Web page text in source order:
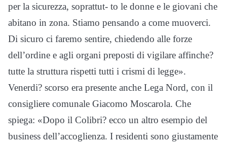
per la sicurezza, soprattut- to le donne e le giovani che
abitano in zona. Stiamo pensando a come muoverci.
Di sicuro ci faremo sentire, chiedendo alle forze
dell’ordine e agli organi preposti di vigilare affinche?
tutte la struttura rispetti tutti i crismi di legge».
Venerdi? scorso era presente anche Lega Nord, con il
consigliere comunale Giacomo Moscarola. Che
spiega: «Dopo il Colibri? ecco un altro esempio del
business dell’accoglienza. I residenti sono giustamente